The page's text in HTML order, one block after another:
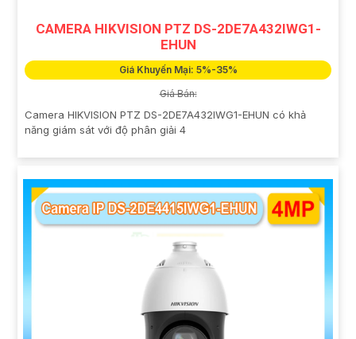
CAMERA HIKVISION PTZ DS-2DE7A432IWG1-
EHUN
Giá Khuyến Mại: 5%-35%
Giá Bán:
Camera HIKVISION PTZ DS-2DE7A432IWG1-EHUN có khả
năng giám sát với độ phân giải 4